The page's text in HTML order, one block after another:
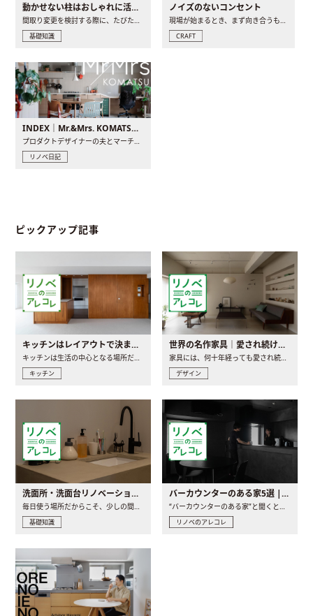
動かせない柱はおしゃれに活用！柱を魅せるリノベーション(リノベ)4選
間取り変更を検討する際に、たびたび皆さんの頭を悩ませる動か..
基礎知識
ノイズのないコンセント
現場が始まるとき、まず向き合うものの一つがコンセントです..
CRAFT
INDEX｜Mr.&Mrs. KOMATSU renovation diary
プロダクトデザイナーの夫とマーチャンダイザーの妻が、夫婦で..
リノベ日記
ピックアップ記事
キッチンはレイアウトで決まる。後悔しないための考え方と選び方
キッチンは生活の中心となる場所だからこそ、家の中のどこに置..
キッチン
世界の名作家具｜愛され続ける理由と一生モノとの出会い方
家具には、何十年経っても愛され続ける「名作」と呼ばれるもの..
デザイン
洗面所・洗面台リノベーションの事例と間取りアイデア
毎日使う場所だからこそ、少しの間取りの工夫や素材の選び方で..
基礎知識
バーカウンターのある家5選 | 日常に馴染む“距離の近い”キッチンとは
“バーカウンターのある家”と聞くと、少し特別な、大人のための..
リノベのアレコレ